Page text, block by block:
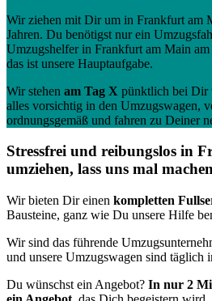
Wir ziehen mit Dir um in Frankfurt am
Jahren. Du benötigst nur ein
Umzugshelfer in Frankfurt am Main
das ist unsere Hauptaufgabe.
Wir stehen am Tag X pünktlich bei Dir
alles vorsichtig in den Umzugswagen,
ordnungsgemäß und fahren zu Deiner
Stressfrei und reibungslos in
umziehen, lass uns mal
Wir bieten Dir einen kompletten
Bausteine, ganz wie Du unsere Hilfe
Wir sind das führende
und unsere Umzugswagen sind täglich
Du wünschst ein Angebot? In nur 2